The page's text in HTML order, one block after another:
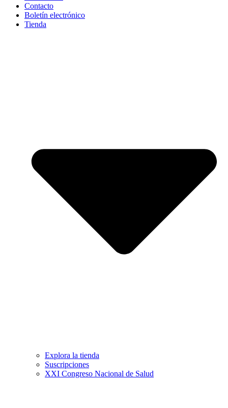
Contacto
Boletín electrónico
Tienda
Explora la tienda
Suscripciones
XXI Congreso Nacional de Salud